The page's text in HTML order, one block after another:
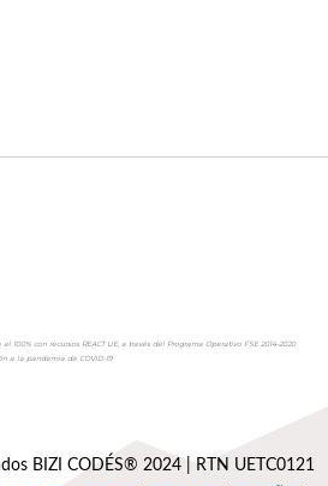
con recursos REACT UE, a través del Programa Operativo FSE 2014-2020
a la pandemia de COVID-19
BIZI CODÉS® 2024 | RTN UETC0121